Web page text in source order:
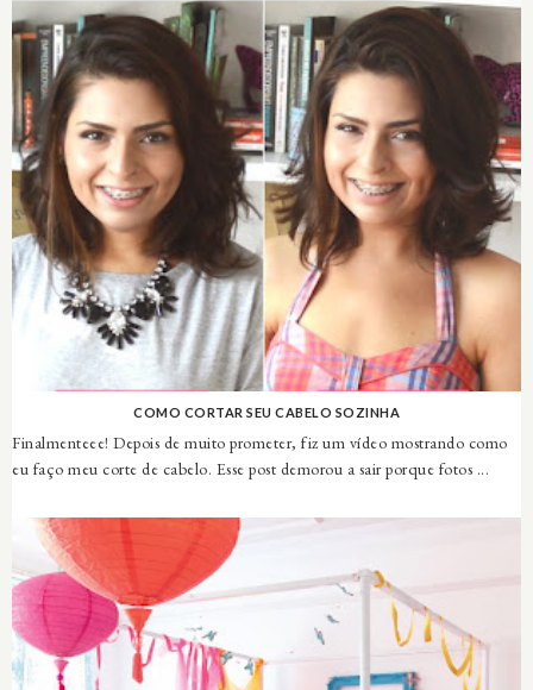
COMO CORTAR SEU CABELO SOZINHA
Finalmenteee! Depois de muito prometer, fiz um vídeo mostrando como
eu faço meu corte de cabelo. Esse post demorou a sair porque fotos ...